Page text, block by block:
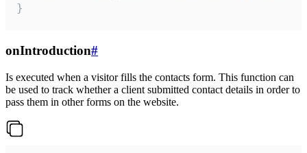
}
onIntroduction#
Is executed when a visitor fills the contacts form. This function can
be used to track whether a client submitted contact details in order to
pass them in other forms on the website.